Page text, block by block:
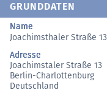
GRUNDDATEN
Name
Joachimsthaler Straße
Adresse
Joachimstaler Straße 13
Berlin-Charlottenburg
Deutschland